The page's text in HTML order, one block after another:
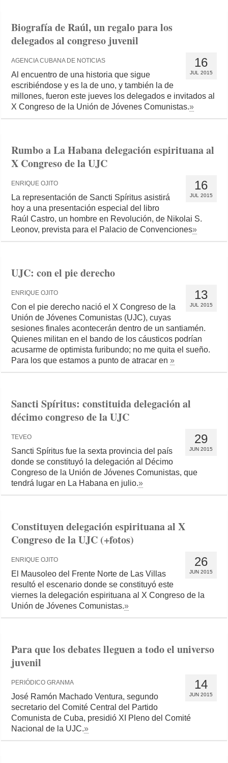
Biografía de Raúl, un regalo para los
delegados al congreso juvenil
16
JUL 2015
AGENCIA CUBANA DE NOTICIAS
Al encuentro de una historia que sigue
escribiéndose y es la de uno, y también la de
millones, fueron este jueves los delegados e invitados al
X Congreso de la Unión de Jóvenes Comunistas.»
Rumbo a La Habana delegación espirituana al
X Congreso de la UJC
16
JUL 2015
ENRIQUE OJITO
La representación de Sancti Spíritus asistirá
hoy a una presentación especial del libro
Raúl Castro, un hombre en Revolución, de Nikolai S.
Leonov, prevista para el Palacio de Convenciones»
UJC: con el pie derecho
13
JUL 2015
ENRIQUE OJITO
Con el pie derecho nació el X Congreso de la
Unión de Jóvenes Comunistas (UJC), cuyas
sesiones finales acontecerán dentro de un santiamén.
Quienes militan en el bando de los cáusticos podrían
acusarme de optimista furibundo; no me quita el sueño.
Para los que estamos a punto de atracar en»
Sancti Spíritus: constituida delegación al
décimo congreso de la UJC
29
JUN 2015
TEVEO
Sancti Spíritus fue la sexta provincia del país
donde se constituyó la delegación al Décimo
Congreso de la Unión de Jóvenes Comunistas, que
tendrá lugar en La Habana en julio.»
Constituyen delegación espirituana al X
Congreso de la UJC (+fotos)
26
JUN 2015
ENRIQUE OJITO
El Mausoleo del Frente Norte de Las Villas
resultó el escenario donde se constituyó este
viernes la delegación espirituana al X Congreso de la
Unión de Jóvenes Comunistas.»
Para que los debates lleguen a todo el universo
juvenil
14
JUN 2015
PERIÓDICO GRANMA
José Ramón Machado Ventura, segundo
secretario del Comité Central del Partido
Comunista de Cuba, presidió XI Pleno del Comité
Nacional de la UJC.»